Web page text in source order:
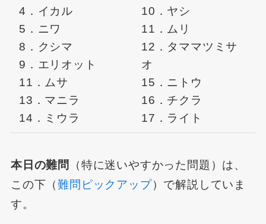
4．イカル
5．ニワ
8．クシマ
9．エリオット
11．ムサ
13．マニラ
14．ミウラ
10．ヤシ
11．ムリ
12．タママツミサ
オ
15．ニトウ
16．チクラ
17．ライト
本日の難問
（特に迷いやすかった問題）は、
この下（難問ピックアップ）で解説していま
す。